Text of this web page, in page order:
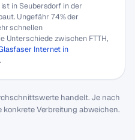
in Seubersdorf in der
Ungefähr 74% der
schnellen
Unterschiede zwischen FTTH,
Internet in
handelt. Je nach
Verbreitung abweichen.